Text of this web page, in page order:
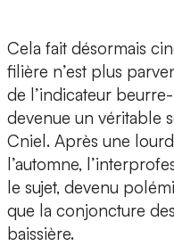
Cela fait désormais
filière n’est plus
de l’indicateur
devenue un véritable
Cniel. Après une
l’automne,
le sujet, devenu
que la conjoncture
baissière.